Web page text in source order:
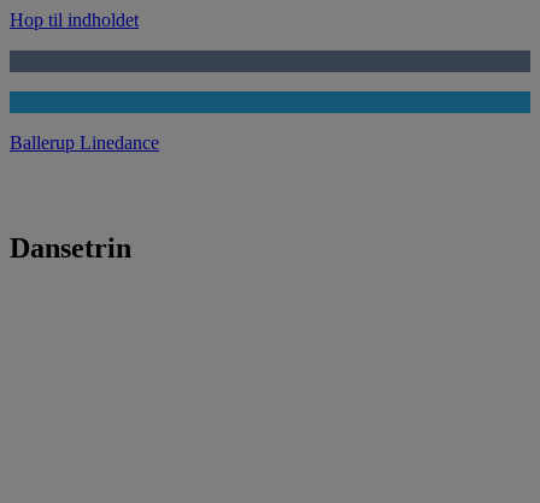
Hop til indholdet
Ballerup Linedance
Dansetrin